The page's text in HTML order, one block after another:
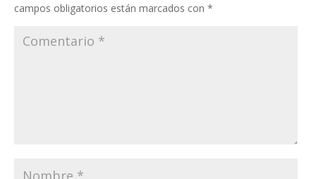
campos obligatorios están marcados con *